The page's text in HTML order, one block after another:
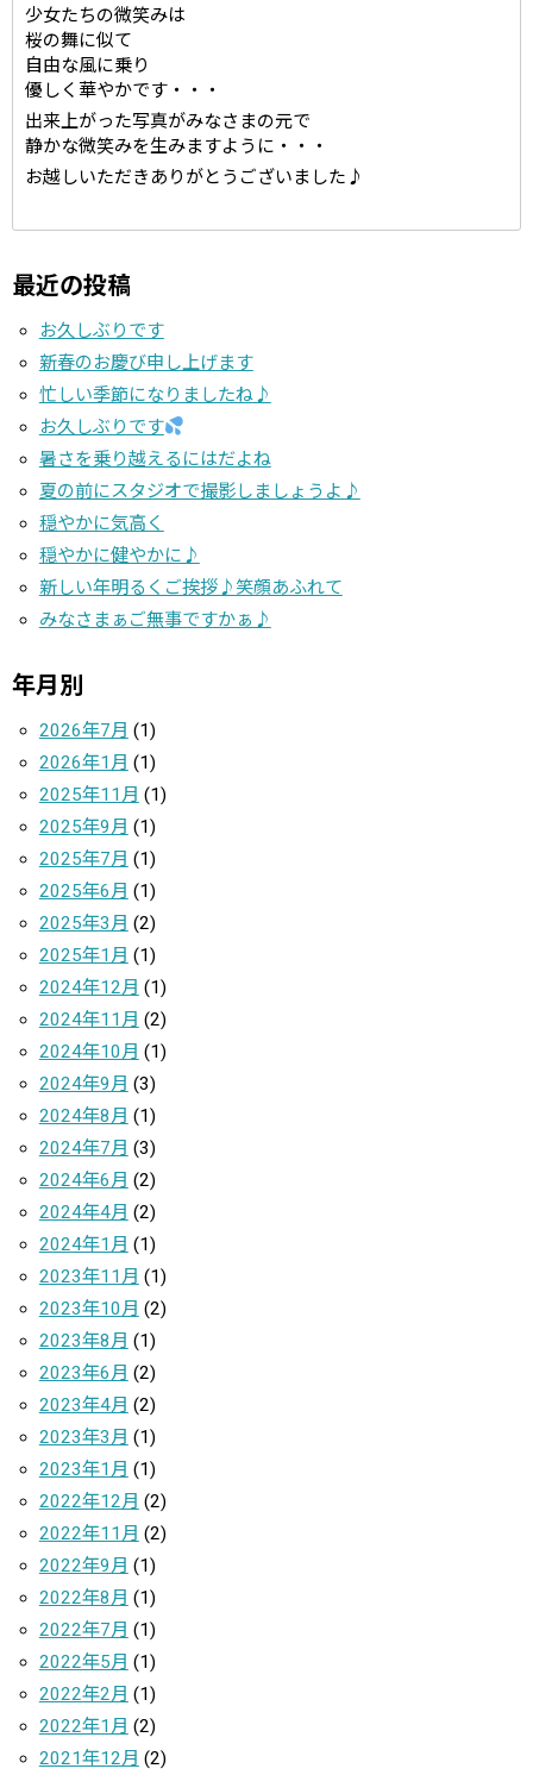
少女たちの微笑みは
桜の舞に似て
自由な風に乗り
優しく華やかです・・・
出来上がった写真がみなさまの元で
静かな微笑みを生みますように・・・
お越しいただきありがとうございました♪
最近の投稿
お久しぶりです
新春のお慶び申し上げます
忙しい季節になりましたね♪
お久しぶりです
暑さを乗り越えるにはだよね
夏の前にスタジオで撮影しましょうよ♪
穏やかに気高く
穏やかに健やかに♪
新しい年明るくご挨拶♪笑顔あふれて
みなさまぁご無事ですかぁ♪
年月別
2026年7月 (1)
2026年1月 (1)
2025年11月 (1)
2025年9月 (1)
2025年7月 (1)
2025年6月 (1)
2025年3月 (2)
2025年1月 (1)
2024年12月 (1)
2024年11月 (2)
2024年10月 (1)
2024年9月 (3)
2024年8月 (1)
2024年7月 (3)
2024年6月 (2)
2024年4月 (2)
2024年1月 (1)
2023年11月 (1)
2023年10月 (2)
2023年8月 (1)
2023年6月 (2)
2023年4月 (2)
2023年3月 (1)
2023年1月 (1)
2022年12月 (2)
2022年11月 (2)
2022年9月 (1)
2022年8月 (1)
2022年7月 (1)
2022年5月 (1)
2022年2月 (1)
2022年1月 (2)
2021年12月 (2)